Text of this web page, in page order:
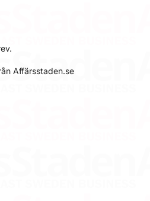
Affärsstaden.se